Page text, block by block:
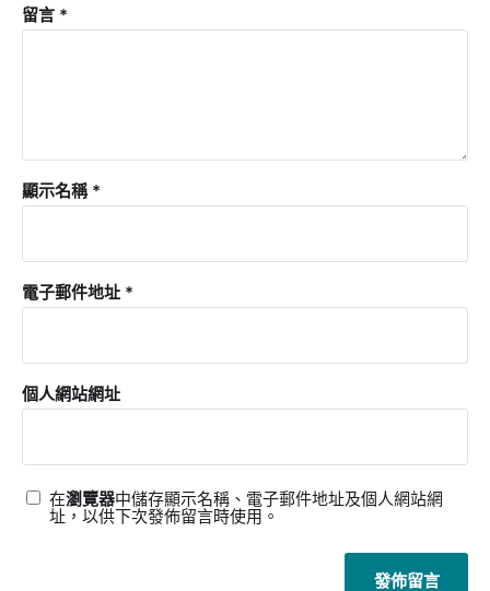
留言 *
顯示名稱 *
電子郵件地址 *
個人網站網址
在瀏覽器中儲存顯示名稱、電子郵件地址及個人網站網
址，以供下次發佈留言時使用。